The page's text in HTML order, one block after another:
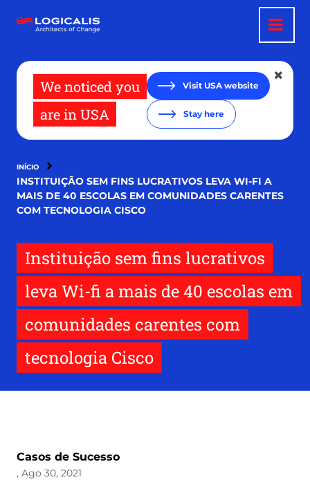
para
We noticed you
are in USA
Visit USA website
Stay here
INÍCIO
INSTITUIÇÃO SEM FINS LUCRATIVOS LEVA WI-FI A
MAIS DE 40 ESCOLAS EM COMUNIDADES CARENTES
COM TECNOLOGIA CISCO
Instituição sem fins lucrativos
leva Wi-fi a mais de 40 escolas em
comunidades carentes com
tecnologia Cisco
Casos de Sucesso
, Ago 30, 2021